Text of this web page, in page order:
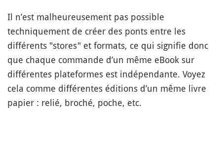
Il n’est malheureusement pas possible
techniquement de créer des ponts entre les
différents "stores" et formats, ce qui signifie donc
que chaque commande d’un même eBook sur
différentes plateformes est indépendante. Voyez
cela comme différentes éditions d’un même livre
papier : relié, broché, poche, etc.